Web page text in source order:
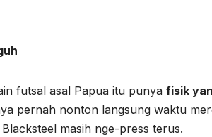
futsal asal Papua itu punya fisik
pernah nonton langsung waktu
masih nge-press terus.